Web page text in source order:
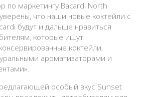
по маркетингу Bacardi North
что наши новые коктейли с
будут и дальше нравиться
которые ищут
коктейли,
ароматизаторами и
особый вкус Sunset